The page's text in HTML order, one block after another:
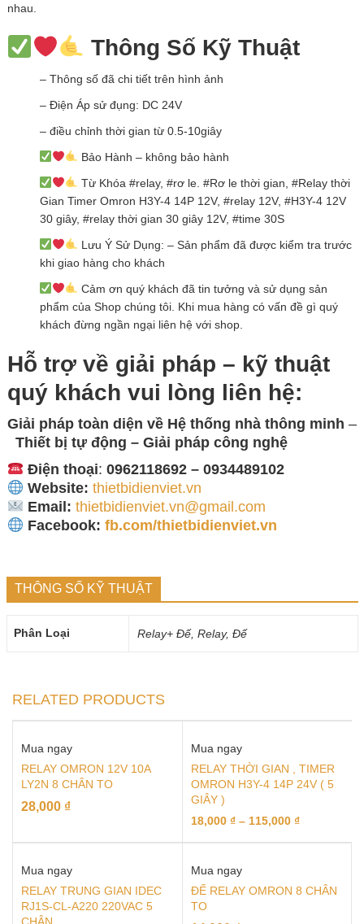
nhau.
Thông Số Kỹ Thuật
– Thông số đã chi tiết trên hình ảnh
– Điện Áp sử đụng: DC 24V
– điều chỉnh thời gian từ 0.5-10giây
Bảo Hành – không bảo hành
Từ Khóa #relay, #rơ le. #Rơ le thời gian, #Relay thời
Gian Timer Omron H3Y-4 14P 12V, #relay 12V, #H3Y-4 12V
30 giây, #relay thời gian 30 giây 12V, #time 30S
Lưu Ý Sử Dụng: – Sản phẩm đã được kiểm tra trước
khi giao hàng cho khách
Cảm ơn quý khách đã tin tưởng và sử dụng sản
phẩm của Shop chúng tôi. Khi mua hàng có vấn đề gì quý
khách đừng ngần ngại liên hệ với shop.
Hỗ trợ về giải pháp – kỹ thuật
quý khách vui lòng liên hệ:
Giải pháp toàn diện về Hệ thống nhà thông minh –
Thiết bị tự động – Giải pháp công nghệ
Điện thoại: 0962118692 – 0934489102
Website: thietbidienviet.vn
Email: thietbidienviet.vn@gmail.com
Facebook: fb.com/thietbidienviet.vn
THÔNG SỐ KỸ THUẬT
Phân Loại Relay+ Đế, Relay, Đế
RELATED PRODUCTS
Mua ngay
RELAY OMRON 12V 10A
LY2N 8 CHÂN TO
28,000 ₫
Mua ngay
RELAY THỜI GIAN , TIMER
OMRON H3Y-4 14P 24V ( 5
GIÂY )
18,000 ₫ – 115,000 ₫
Mua ngay
RELAY TRUNG GIAN IDEC
RJ1S-CL-A220 220VAC 5
Mua ngay
ĐẾ RELAY OMRON 8 CHÂN
TO